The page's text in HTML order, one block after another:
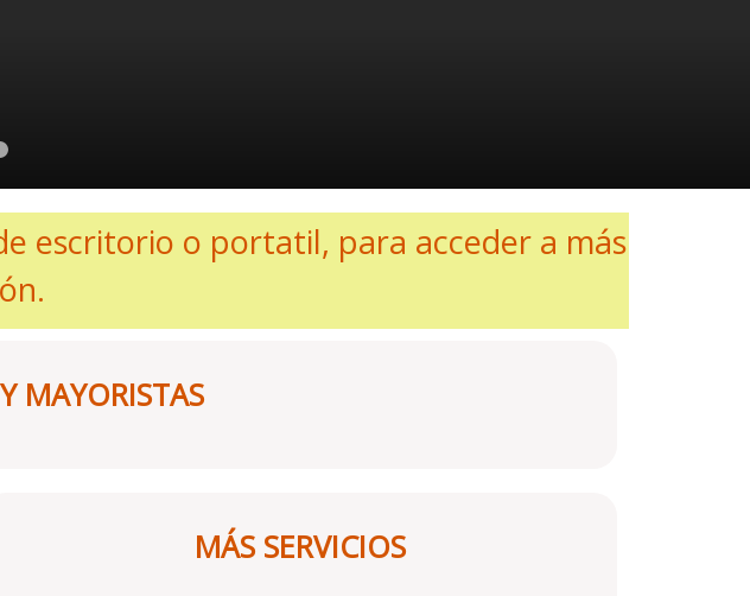
escritorio o portatil, para acceder a más
MAYORISTAS
MÁS SERVICIOS